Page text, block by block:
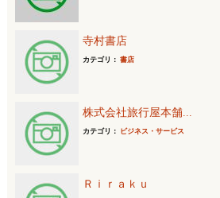
寺村書店
カテゴリ： 書店
株式会社旅行屋本舗...
カテゴリ： ビジネス・サービス
Ｒｉｒａｋｕ